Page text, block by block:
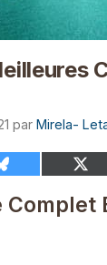
par Mirela-
Share
Bluesky X
Complet